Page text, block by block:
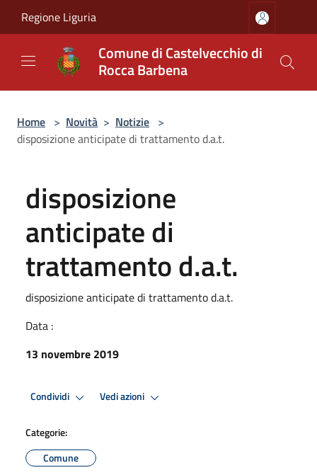
Regione Liguria
Comune di Castelvecchio di
Rocca Barbena
Home > Novità > Notizie >
disposizione anticipate di trattamento d.a.t.
disposizione
anticipate di
trattamento d.a.t.
disposizione anticipate di trattamento d.a.t.
Data :
13 novembre 2019
Condividi Vedi azioni
Categorie:
Comune